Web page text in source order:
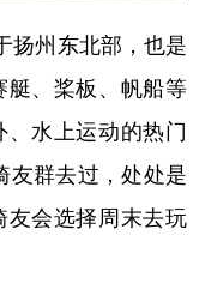
州东北部，也是
艇、桨板、帆船等
水上运动的热门
友群去过，处处是
友会选择周末去玩